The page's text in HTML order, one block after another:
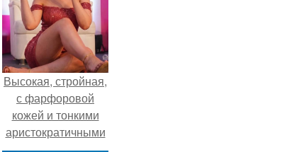
Высокая, стройная,
с фарфоровой
кожей и тонкими
аристократичными